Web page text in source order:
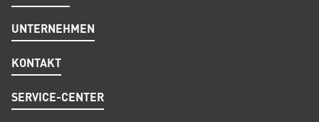
UNTERNEHMEN
KONTAKT
SERVICE-CENTER